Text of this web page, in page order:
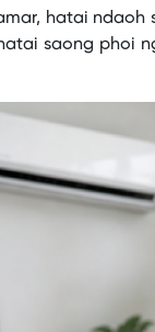
hatai
saong phoi